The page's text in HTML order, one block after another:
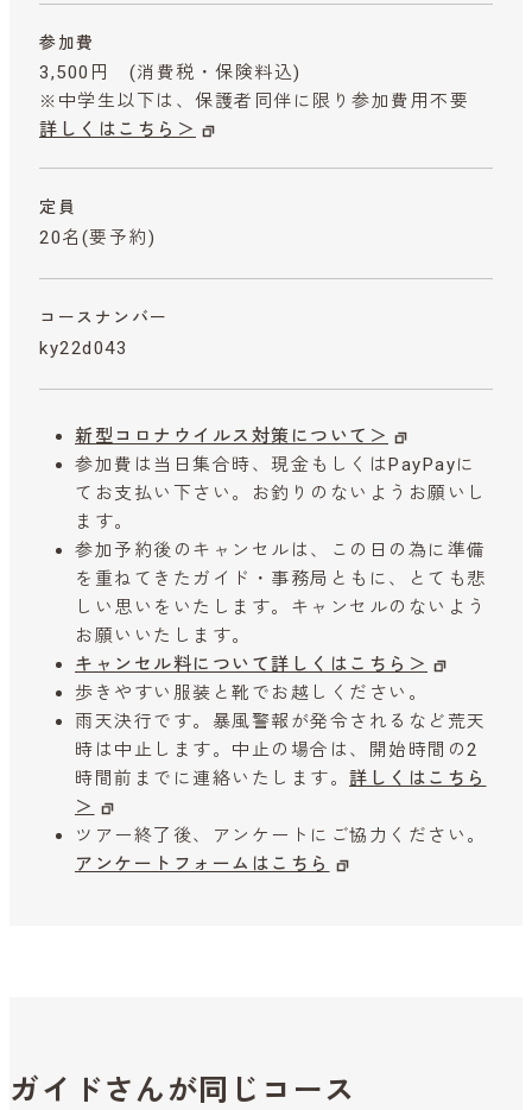
参加費
3,500円 (消費税・保険料込)
※中学生以下は、保護者同伴に限り参加費用不要
詳しくはこちら＞
定員
20名(要予約)
コースナンバー
ky22d043
新型コロナウイルス対策について＞
参加費は当日集合時、現金もしくはPayPayに
てお支払い下さい。お釣りのないようお願いし
ます。
参加予約後のキャンセルは、この日の為に準備
を重ねてきたガイド・事務局ともに、とても悲
しい思いをいたします。キャンセルのないよう
お願いいたします。
キャンセル料について詳しくはこちら＞
歩きやすい服装と靴でお越しください。
雨天決行です。暴風警報が発令されるなど荒天
時は中止します。中止の場合は、開始時間の2
時間前までに連絡いたします。 詳しくはこちら
＞
ツアー終了後、アンケートにご協力ください。
アンケートフォームはこちら
ガイドさんが同じコース